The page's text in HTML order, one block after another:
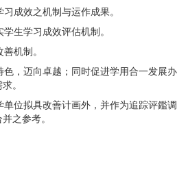
成效之机制与运作成果。
生学习成效评估机制。
机制。
，迈向卓越；同时促进学用合一发展办
。
位拟具改善计画外，并作为追踪评鑑调
之参考。